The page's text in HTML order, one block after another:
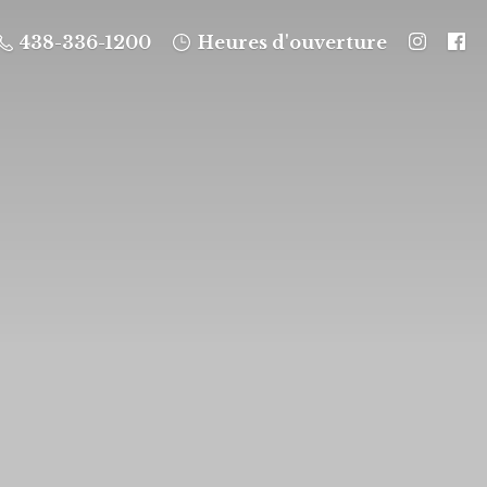
438-336-1200 Heures d'ouverture